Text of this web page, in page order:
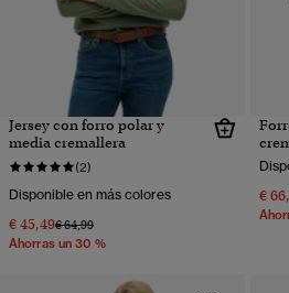
Jersey con forro polar y
media cremallera
(2)
Disponible en más colores
€ 45,49Precio rebajado de
€ 64,99a
Ahorras un 30 %
€